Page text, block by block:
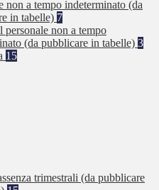
non a tempo indeterminato (da
in tabelle) 7
personale non a tempo
(da pubblicare in tabelle) 3
15
trimestrali (da pubblicare